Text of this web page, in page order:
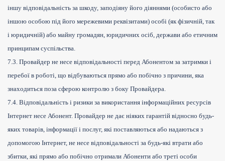
іншу відповідальність за шкоду, заподіяну його діяннями (особисто або
іншою особою під його мережевими реквізитами) особі (як фізичній, так
і юридичній) або майну громадян, юридичних осіб, держави або етичним
принципам суспільства.
7.3. Провайдер не несе відповідальності перед Абонентом за затримки і
перебої в роботі, що відбуваються прямо або побічно з причини, яка
знаходиться поза сферою контролю з боку Провайдера.
7.4. Відповідальність і ризики за використання інформаційних ресурсів
Інтернет несе Абонент. Провайдер не дає ніяких гарантій відносно будь-
яких товарів, інформації і послуг, які поставляються або надаються з
допомогою Інтернет, не несе відповідальності за будь-які втрати або
збитки, які прямо або побічно отримали Абоненти або треті особи